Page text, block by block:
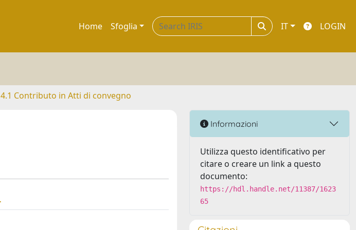
Home Sfoglia IT LOGIN
4.1 Contributo in Atti di convegno
Informazioni
Utilizza questo identificativo per
citare o creare un link a questo
documento:
https://hdl.handle.net/11387/1623
65